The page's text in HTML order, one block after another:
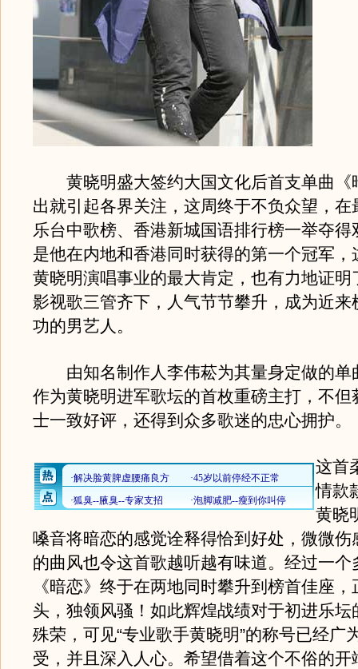
黄晓明盛大签约大国文化后首支单曲《
出就引起各界关注，这周终于不负众望，在
乐台中歌榜、香港新城国语排行榜一举夺得
是他在内地和香港同时获得的第一个冠军，
黄晓明演唱事业的最大肯定，也有力地证明
影视歌三管齐下，人气节节攀升，成为近来
功的男艺人。
由知名制作人李伟菘为其量身定做的单
作为黄晓明进军歌坛的首枚重磅主打，不但
士一致好评，还得到众多歌迷的忠心拥护。
这首
情款
黄晓
嗓音将暗恋的感觉诠释得恰到好处，微微伤
的曲风也令这首歌越听越有味道。经过一个
《暗恋》终于在两地同时攀升到榜首佳座
头，独领风骚！如此辉煌战绩对于初进乐坛
殊荣，可见“专业歌手黄晓明”的称号已经广
受，并且深入人心。希望借着这个不俗的开